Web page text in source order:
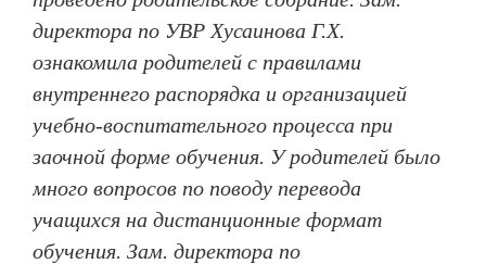
директора по УВР Хусаинова Г.Х.
ознакомила родителей с правилами
внутреннего распорядка и организацией
учебно-воспитательного процесса при
заочной форме обучения. У родителей было
много вопросов по поводу перевода
учащихся на дистанционные формат
обучения. Зам. директора по